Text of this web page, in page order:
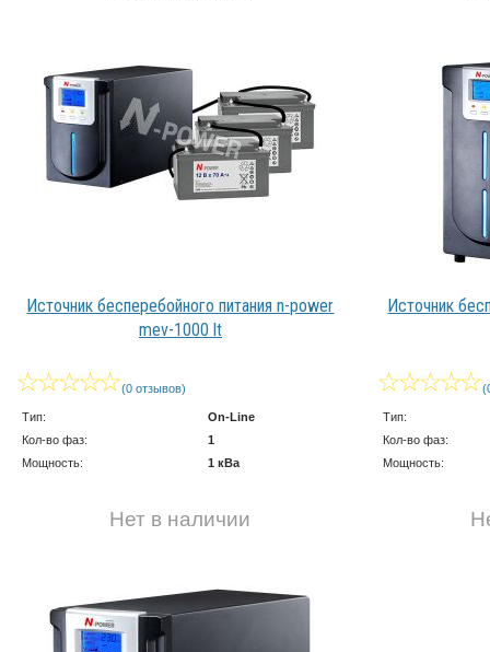
Источник бесперебойного питания n-power
mev-1000 lt
(0 отзывов)
Тип:
On-Line
Кол-во фаз:
1
Мощность:
1 кВа
Нет в наличии
Источник
Тип:
Кол-во фаз:
Мощность: